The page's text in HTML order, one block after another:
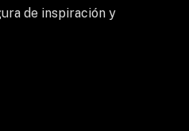
de inspiración y